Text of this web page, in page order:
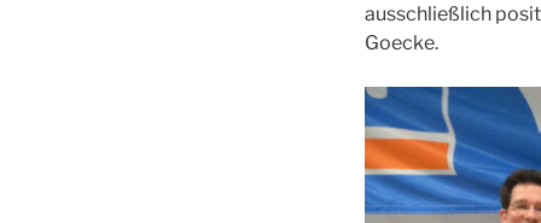
ausschließlich
Goecke.